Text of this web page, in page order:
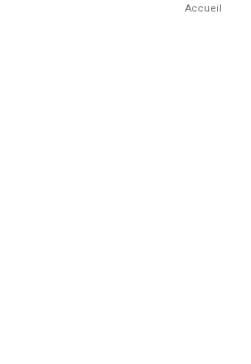
Accueil